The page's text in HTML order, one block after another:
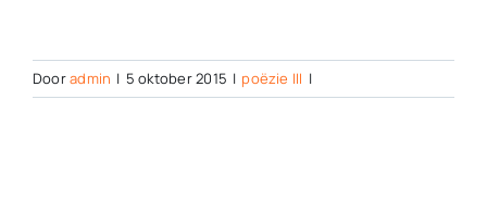
Dooradmin | 5 oktober 2015 | poëzie III |